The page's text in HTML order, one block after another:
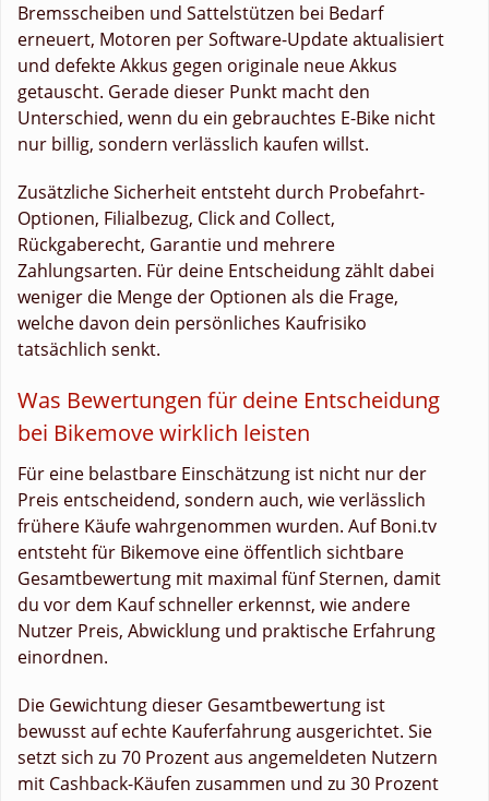
Bremsscheiben und Sattelstützen bei Bedarf
erneuert, Motoren per Software-Update aktualisiert
und defekte Akkus gegen originale neue Akkus
getauscht. Gerade dieser Punkt macht den
Unterschied, wenn du ein gebrauchtes E-Bike nicht
nur billig, sondern verlässlich kaufen willst.
Zusätzliche Sicherheit entsteht durch Probefahrt-
Optionen, Filialbezug, Click and Collect,
Rückgaberecht, Garantie und mehrere
Zahlungsarten. Für deine Entscheidung zählt dabei
weniger die Menge der Optionen als die Frage,
welche davon dein persönliches Kaufrisiko
tatsächlich senkt.
Was Bewertungen für deine Entscheidung
bei Bikemove wirklich leisten
Für eine belastbare Einschätzung ist nicht nur der
Preis entscheidend, sondern auch, wie verlässlich
frühere Käufe wahrgenommen wurden. Auf Boni.tv
entsteht für Bikemove eine öffentlich sichtbare
Gesamtbewertung mit maximal fünf Sternen, damit
du vor dem Kauf schneller erkennst, wie andere
Nutzer Preis, Abwicklung und praktische Erfahrung
einordnen.
Die Gewichtung dieser Gesamtbewertung ist
bewusst auf echte Kauferfahrung ausgerichtet. Sie
setzt sich zu 70 Prozent aus angemeldeten Nutzern
mit Cashback-Käufen zusammen und zu 30 Prozent